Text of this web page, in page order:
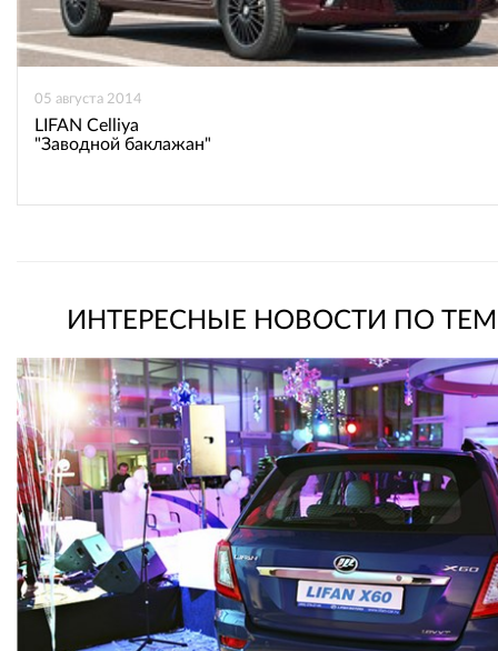
05 августа 2014
LIFAN Celliya
"Заводной баклажан"
ИНТЕРЕСНЫЕ НОВОСТИ ПО